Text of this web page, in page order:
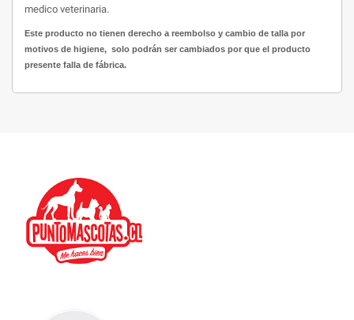
medico veterinaria.
Este producto no tienen derecho a reembolso y cambio de talla por
motivos de higiene, solo podrán ser cambiados por que el producto
presente falla de fábrica.